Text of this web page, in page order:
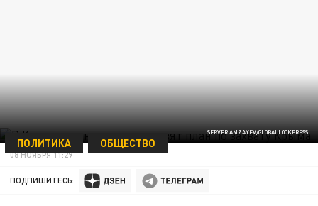
SERVER AMZAYEV/GLOBALLOOKPRESS
ПОЛИТИКА ОБЩЕСТВО
08 НОЯБРЯ 11:29
ПОДПИШИТЕСЬ: